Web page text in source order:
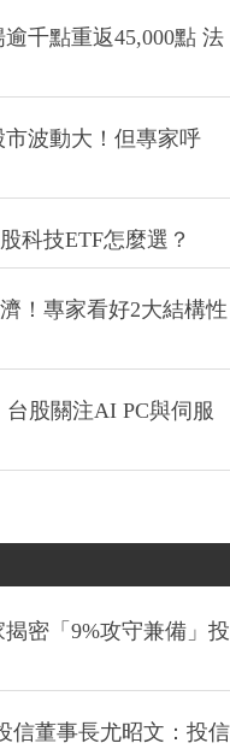
千點重返45,000點 法
波動大！但專家呼
科技ETF怎麼選？
！專家看好2大結構性
股關注AI PC與伺服
密「9%攻守兼備」投
信董事長尤昭文：投信